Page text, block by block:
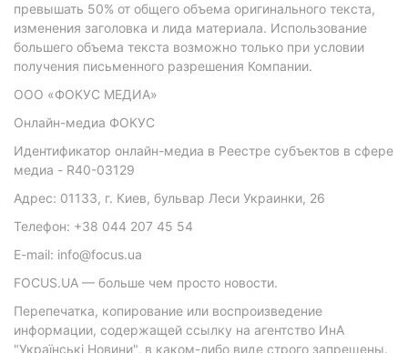
превышать 50% от общего объема оригинального текста,
изменения заголовка и лида материала. Использование
большего объема текста возможно только при условии
получения письменного разрешения Компании.
ООО «ФОКУС МЕДИА»
Онлайн-медиа ФОКУС
Идентификатор онлайн-медиа в Реестре субъектов в сфере
медиа - R40-03129
Адрес: 01133, г. Киев, бульвар Леси Украинки, 26
Телефон: +38 044 207 45 54
E-mail: info@focus.ua
FOCUS.UA — больше чем просто новости.
Перепечатка, копирование или воспроизведение
информации, содержащей ссылку на агентство ИнА
"Українські Новини", в каком-либо виде строго запрещены.